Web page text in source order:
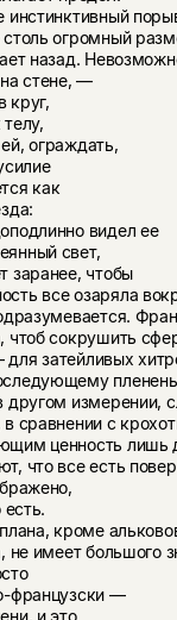
инстинктивный
огромный
назад.
стене, —
круг,
ограждать,
как
видел ее
свет,
заранее, чтобы
все озаряла
чтоб сокрушить
затейливых
измерении,
сравнении с
ценность лишь
что все есть
кроме
не имеет большого
французски —
и это